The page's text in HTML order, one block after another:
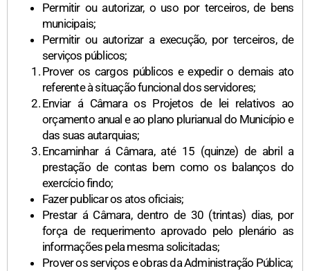
Permitir ou autorizar, o uso por terceiros, de bens
municipais;
Permitir ou autorizar a execução, por terceiros, de
serviços públicos;
Prover os cargos públicos e expedir o demais ato
referente à situação funcional dos servidores;
Enviar á Câmara os Projetos de lei relativos ao
orçamento anual e ao plano plurianual do Município e
das suas autarquias;
Encaminhar á Câmara, até 15 (quinze) de abril a
prestação de contas bem como os balanços do
exercício findo;
Fazer publicar os atos oficiais;
Prestar á Câmara, dentro de 30 (trintas) dias, por
força de requerimento aprovado pelo plenário as
informações pela mesma solicitadas;
Prover os serviços e obras da Administração Pública;